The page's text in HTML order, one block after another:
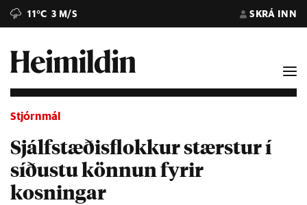
11°C 3 M/S SKRÁ INN
Stjórnmál
Sjálfstæðisflokkur stærstur í
síðustu könnun fyrir
kosningar